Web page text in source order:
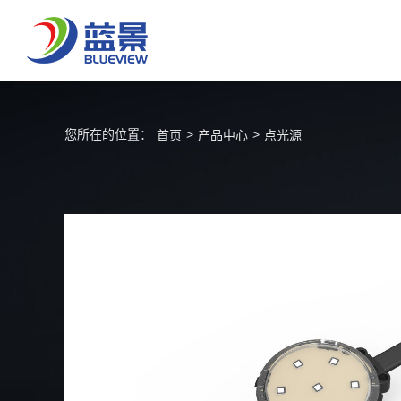
您所在的位置： 首页 > 产品中心 > 点光源